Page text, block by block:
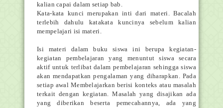
kalian capai dalam setiap bab.
Kata-kata kunci merupakan inti dari materi. Bacalah
terlebih dahulu katakata kuncinya sebelum kalian
mempelajari isi materi.
Isi materi dalam buku siswa ini berupa kegiatan-
kegiatan pembelajaran yang menuntut siswa secara
aktif untuk terlibat dalam pembelajaran sehingga siswa
akan mendapatkan pengalaman yang diharapkan. Pada
setiap awal Membelajarkan berisi konteks atau masalah
terkait dengan kegiatan. Masalah yang disajikan ada
yang diberikan beserta pemecahannya, ada yang